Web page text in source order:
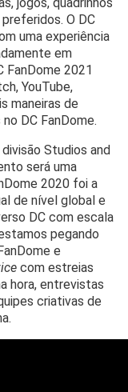
preferidos. O DC
uma experiência
em
FanDome 2021
YouTube,
maneiras de
DC FanDome.
Studios and
será uma
2020 foi a
de nível global e
DC com escala
pegando
e
com estreias
hora, entrevistas
criativas de